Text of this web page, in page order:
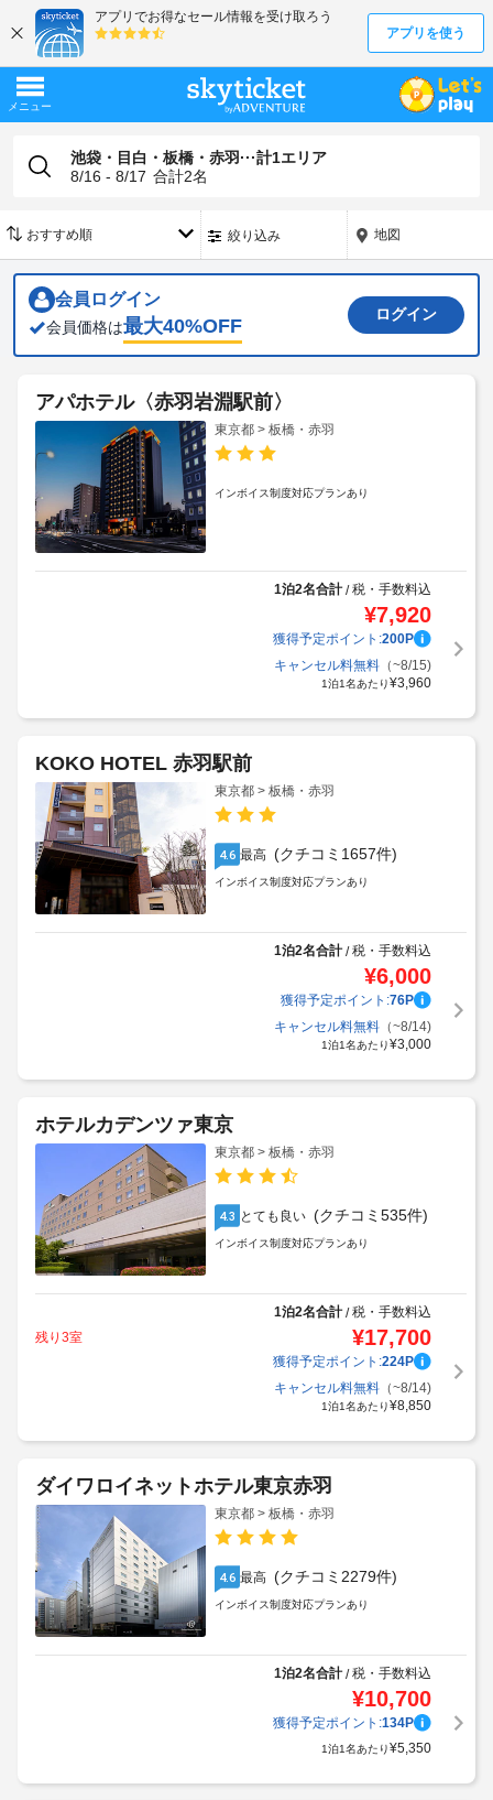
池袋・目白・板橋・赤羽···計1エリア
8/16 - 8/17 合計2名
絞り込み 地図
会員ログイン
会員価格は最大40%OFF
ログイン
アパホテル〈赤羽岩淵駅前〉
東京都 > 板橋・赤羽
インボイス制度対応プランあり
1泊2名合計/税・手数料込
¥7,920
獲得予定ポイント:200P
キャンセル料無料（~8/15)
1泊1名あたり¥3,960
KOKO HOTEL 赤羽駅前
東京都 > 板橋・赤羽
4.6 最高 (クチコミ1657件)
インボイス制度対応プランあり
1泊2名合計/税・手数料込
¥6,000
獲得予定ポイント:76P
キャンセル料無料（~8/14)
1泊1名あたり¥3,000
ホテルカデンツァ東京
東京都 > 板橋・赤羽
4.3 とても良い (クチコミ535件)
インボイス制度対応プランあり
1泊2名合計/税・手数料込
残り3室
¥17,700
獲得予定ポイント:224P
キャンセル料無料（~8/14)
1泊1名あたり¥8,850
ダイワロイネットホテル東京赤羽
東京都 > 板橋・赤羽
4.6 最高 (クチコミ2279件)
インボイス制度対応プランあり
1泊2名合計/税・手数料込
¥10,700
獲得予定ポイント:134P
1泊1名あたり¥5,350